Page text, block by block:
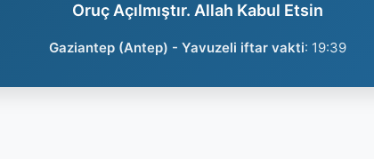
Oruç Açılmıştır. Allah Kabul Etsin
Gaziantep (Antep) - Yavuzeli iftar vakti: 19:39